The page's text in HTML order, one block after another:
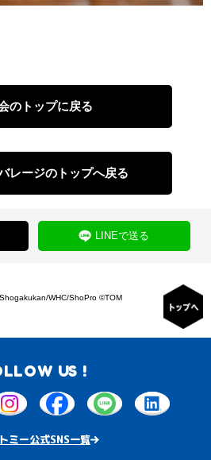
のトップに戻る
レージのトップへ戻る
LINEで送る
WHC/ShoPro ©TOM
US !
ミー公式SNS一覧